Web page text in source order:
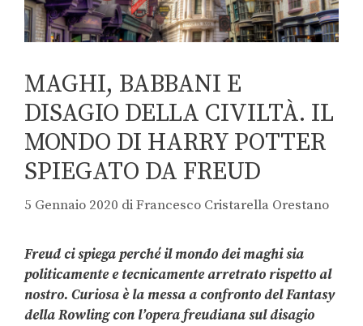
MAGHI, BABBANI E
DISAGIO DELLA CIVILTÀ. IL
MONDO DI HARRY POTTER
SPIEGATO DA FREUD
5 Gennaio 2020 diFrancesco Cristarella Orestano
Freud ci spiega perché il mondo dei maghi sia
politicamente e tecnicamente arretrato rispetto al
nostro. Curiosa è la messa a confronto del Fantasy
della Rowling con l’opera freudiana sul disagio